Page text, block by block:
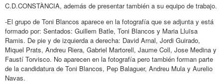
C.D.CONSTÀNCIA, además de presentar también a su equipo de trabajo.
-El grupo de Toni Blancos aparece en la fotografía que se adjunta y está
formado por: Sentados: Guillem Batle, Toni Blancos y Maria Lluïsa
Ramis. De pie y de izquierda a derecha: David Arnal, Jordi Guirado,
Miquel Prats, Andreu Riera, Gabriel Martorell, Jaume Coll, Jose Medina y
Faustí Torvisco. No aparecen en la fotografía pero también forman parte
de la candidatura de Toni Blancos, Pep Balaguer, Andreu Mula y Aurelio
Navas.